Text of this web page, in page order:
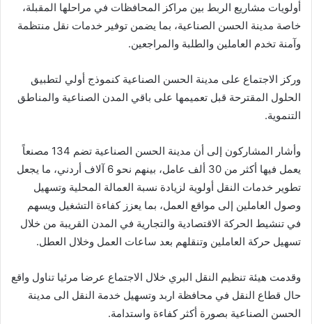
أولويات مشاريع الربط بين مراكز المحافظات في مراحلها المقبلة،
خاصة مدينة الحسن الصناعية، بما يضمن توفير خدمات نقل منتظمة
وآمنة تخدم العاملين والطلبة والمراجعين.
وركز الاجتماع على مدينة الحسن الصناعية كنموذج أولي لتطبيق
الحلول المقترحة قبل تعميمها على باقي المدن الصناعية والمناطق
التنموية.
وأشار المشاركون إلى أن مدينة الحسن الصناعية تضم 134 مصنعاً
يعمل فيها أكثر من 30 ألف عامل، بينهم نحو 6 آلاف أردني، ما يجعل
تطوير خدمات النقل أولوية لزيادة نسبة العمالة المحلية وتسهيل
وصول العاملين إلى مواقع العمل، بما يعزز كفاءة التشغيل ويسهم
في تنشيط الحركة الاقتصادية والتجارية في المدن القريبة من خلال
تسهيل حركة العاملين وتنقلهم بعد ساعات العمل وخلال العطل.
وقدمت هيئة تنظيم النقل البري خلال الاجتماع عرضا مرئيا تناول واقع
حال قطاع النقل في محافظة اربد وتسهيل خدمة النقل الى مدينة
الحسن الصناعية بصورة أكثر كفاءة واستدامة.